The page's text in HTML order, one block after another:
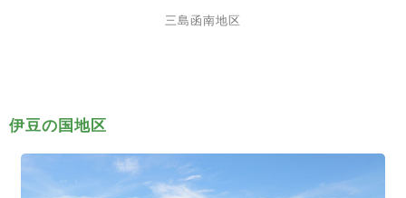
三島函南地区
伊豆の国地区